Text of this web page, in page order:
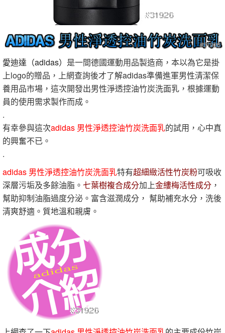
愛迪達（adidas） 是一間德國運動用品製造商，本以為它是掛
上logo的贈品，上網查詢後才了解adidas準備進軍男性清潔保
養用品市場，這次開發出男性淨透控油竹炭洗面乳，根據運動
員的使用需求製作而成。
.
有幸參與這次adidas 男性淨透控油竹炭洗面乳的試用，心中真
的興奮不已。
.
adidas 男性淨透控油竹炭洗面乳特有超細緻活性竹炭粉可吸收
深層污垢及多餘油脂。 七葉樹複合成分加上金縷梅活性成分 ，
幫助抑制油脂過度分泌。富含滋潤成分， 幫助補充水分，洗後
清爽舒適。質地溫和親膚。